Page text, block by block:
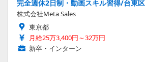
完全週休2日制・動画スキル習得/台東
株式会社Meta Sales
東京都
月給25万3,400円～32万円
新卒・インターン